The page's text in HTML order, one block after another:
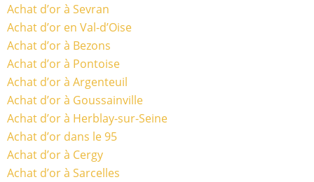
Achat d’or à Sevran
Achat d’or en Val-d’Oise
Achat d’or à Bezons
Achat d’or à Pontoise
Achat d’or à Argenteuil
Achat d’or à Goussainville
Achat d’or à Herblay-sur-Seine
Achat d’or dans le 95
Achat d’or à Cergy
Achat d’or à Sarcelles